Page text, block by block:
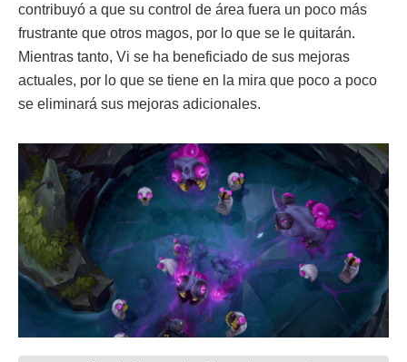
contribuyó a que su control de área fuera un poco más
frustrante que otros magos, por lo que se le quitarán.
Mientras tanto, Vi se ha beneficiado de sus mejoras
actuales, por lo que se tiene en la mira que poco a poco
se eliminará sus mejoras adicionales.